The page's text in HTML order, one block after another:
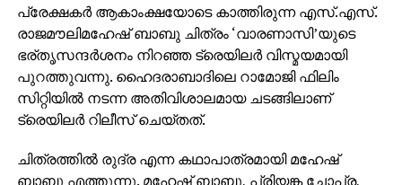
പ്രേക്ഷകര്‍ ആകാംക്ഷയോടെ കാത്തിരുന്ന എസ്.എസ്.
രാജമൗലിമഹേഷ് ബാബു ചിത്രം ‘വാരണാസി’യുടെ
ഭര്തൃസന്ദര്‍ശനം നിറഞ്ഞ ട്രെയിലര്‍ വിസ്മയമായി
പുറത്തുവന്നു. ഹൈദരാബാദിലെ റാമോജി ഫിലിം
സിറ്റിയില്‍ നടന്ന അതിവിശാലമായ ചടങ്ങിലാണ്
ട്രെയിലര്‍ റിലീസ് ചെയ്തത്.
ചിത്രത്തില്‍ രുദ്ര എന്ന കഥാപാത്രമായി മഹേഷ്
ബാബു എത്തുന്നു. മഹേഷ് ബാബു, പ്രിയങ്ക ചോപ്ര,